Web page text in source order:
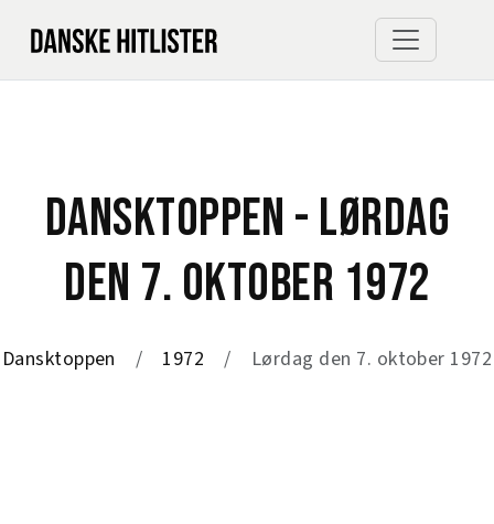
DANSKTOPPEN - LØRDAG
DEN 7. OKTOBER 1972
Dansktoppen 1972 Lørdag den 7. oktober 1972